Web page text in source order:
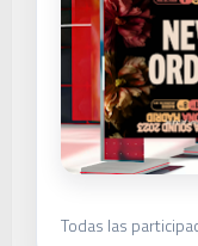
Todas las